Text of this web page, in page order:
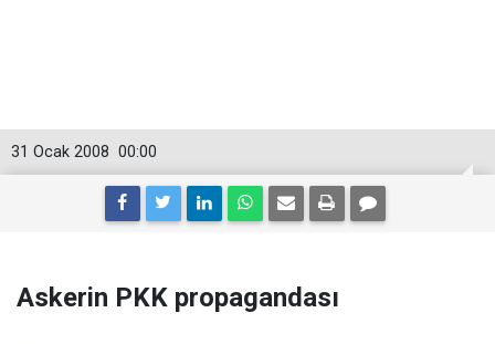
00:00
31 Ocak 2008
Askerin PKK propagandası